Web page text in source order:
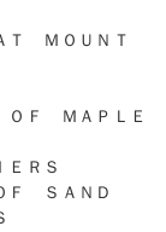
Ｔ ＭＯＵＮＴ
Ｆ ＭＡＰＬＥ
ＲＳ
ＳＡＮＤ